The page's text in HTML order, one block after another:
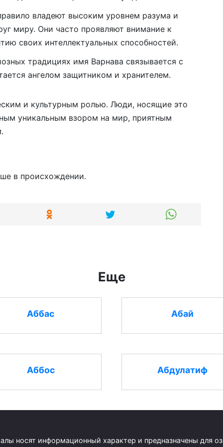
владеют высоким уровнем разума и
миру. Они часто проявляют внимание к
своих интеллектуальных способностей.
традициях имя Варнава связывается с
ангелом защитником и хранителем.
и культурным ролью. Люди, носящие это
уникальным взором на мир, приятным
в происхождении.
Еще
Аббас Абай
Аббос Абдулатиф
носят информационный характер и предназначены для